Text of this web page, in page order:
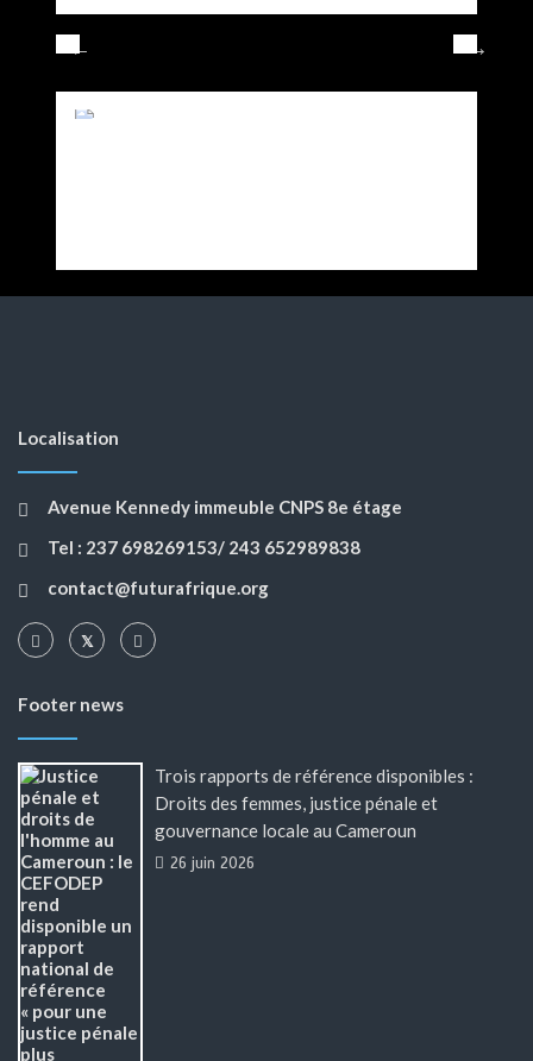
Localisation
Avenue Kennedy immeuble CNPS 8e étage
Tel : 237 698269153/ 243 652989838
contact@futurafrique.org
Footer news
Trois rapports de référence disponibles :
Droits des femmes, justice pénale et
gouvernance locale au Cameroun
26 juin 2026